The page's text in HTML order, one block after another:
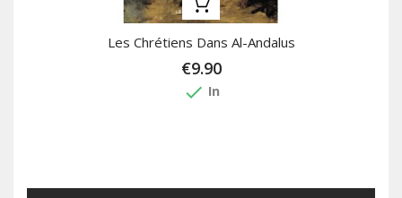
Les Chrétiens Dans Al-Andalus
€9.90
done In